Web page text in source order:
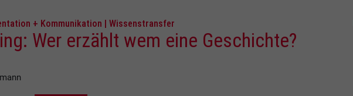
+ Kommunikation | Wissenstransfer
Wer erzählt wem eine Geschichte?